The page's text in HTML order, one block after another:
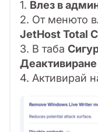
1. Влез в
2. От менюто
JetHost Total
3. В таба
4. Активирай